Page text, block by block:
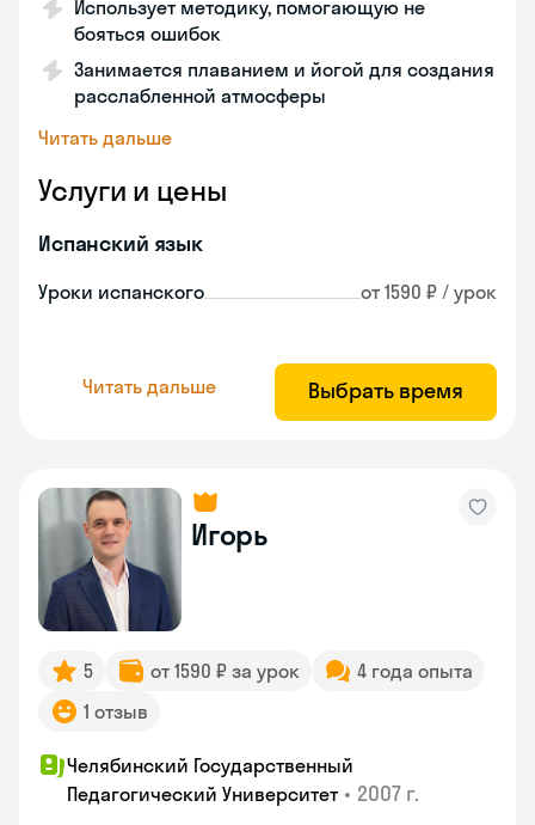
Использует методику, помогающую не
бояться ошибок
Занимается плаванием и йогой для создания
расслабленной атмосферы
Читать дальше
Услуги и цены
Испанский язык
Уроки испанского от 1590 ₽ / урок
Читать дальше Выбрать время
Игорь
5 от 1590 ₽ за урок
4 года опыта
1 отзыв
Челябинский Государственный
Педагогический Университет • 2007 г.